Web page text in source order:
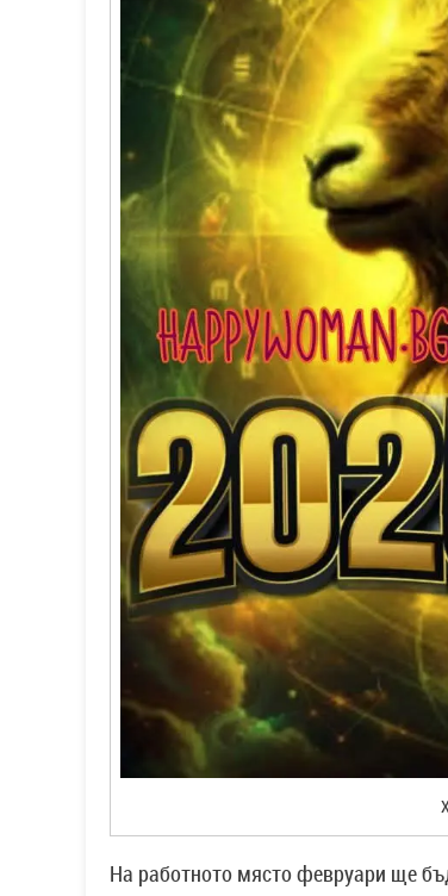
На работното място февруари ще